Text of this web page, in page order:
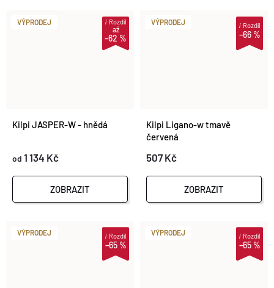
VÝPRODEJ
až
–62 %
iRozdíl
Kilpi JASPER-W - hnědá
od 1 134 Kč
ZOBRAZIT
VÝPRODEJ
–66 %
iRozdíl
Kilpi Ligano-w tmavě
červená
507 Kč
ZOBRAZIT
VÝPRODEJ
–65 %
iRozdíl VÝPRODEJ
–65 %
iRozdíl